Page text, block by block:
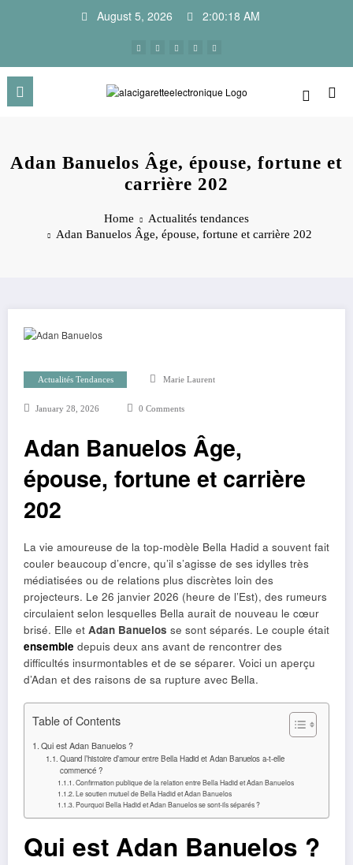
August 5, 2026 2:00:18 AM
Adan Banuelos Âge, épouse, fortune et
carrière 202
Home
Actualités tendances
Adan Banuelos Âge, épouse, fortune et carrière 202
Actualités Tendances Marie Laurent
January 28, 2026 0 Comments
Adan Banuelos Âge,
épouse, fortune et carrière
202
La vie amoureuse de la top-modèle Bella Hadid a souvent fait
couler beaucoup d’encre, qu’il s’agisse de ses idylles très
médiatisées ou de relations plus discrètes loin des
projecteurs. Le 26 janvier 2026 (heure de l’Est), des rumeurs
circulaient selon lesquelles Bella aurait de nouveau le cœur
brisé. Elle et Adan Banuelos se sont séparés. Le couple était
ensemble depuis deux ans avant de rencontrer des
difficultés insurmontables et de se séparer. Voici un aperçu
d’Adan et des raisons de sa rupture avec Bella.
Table of Contents
Qui est Adan Banuelos ?
Quand l’histoire d’amour entre Bella Hadid et Adan Banuelos a-t-elle
commencé ?
Confirmation publique de la relation entre Bella Hadid et Adan Banuelos
Le soutien mutuel de Bella Hadid et Adan Banuelos
Pourquoi Bella Hadid et Adan Banuelos se sont-ils séparés ?
Qui est Adan Banuelos ?